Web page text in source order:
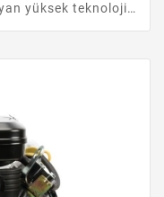
yüksek teknoloji
İnvertör
bir enerji kaynağı